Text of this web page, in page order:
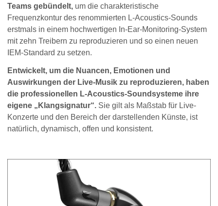
Teams gebündelt, um die charakteristische
Frequenzkontur des renommierten L-Acoustics-Sounds
erstmals in einem hochwertigen In-Ear-Monitoring-System
mit zehn Treibern zu reproduzieren und so einen neuen
IEM-Standard zu setzen.
Entwickelt, um die Nuancen, Emotionen und
Auswirkungen der Live-Musik zu reproduzieren, haben
die professionellen L-Acoustics-Soundsysteme ihre
eigene „Klangsignatur“. Sie gilt als Maßstab für Live-
Konzerte und den Bereich der darstellenden Künste, ist
natürlich, dynamisch, offen und konsistent.